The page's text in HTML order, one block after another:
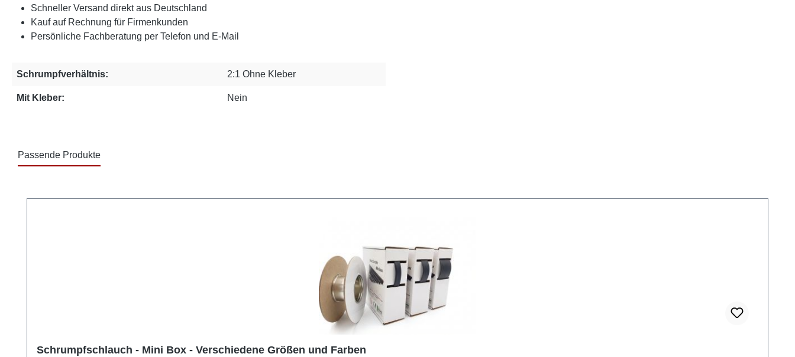
Schneller Versand direkt aus Deutschland
Kauf auf Rechnung für Firmenkunden
Persönliche Fachberatung per Telefon und E-Mail
Schrumpfverhältnis: 2:1 Ohne Kleber
Mit Kleber: Nein
Passende Produkte
Schrumpfschlauch - Mini Box - Verschiedene Größen und Farben